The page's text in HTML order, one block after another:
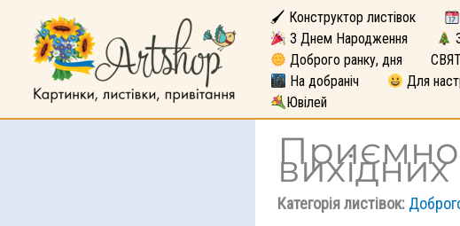
🖌 Конструктор листівок
З Днем Народження
Доброго ранку, дня
На добраніч
Для
Ювілей
вихідних
Категорія листівок: